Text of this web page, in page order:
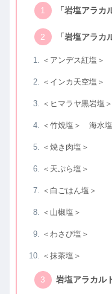
「岩塩アラカ
「岩塩アラ
＜アンデス紅塩＞
＜インカ天空塩＞
＜ヒマラヤ黒岩塩
＜竹焼塩＞ 海水塩
＜焼き肉塩＞
＜天ぷら塩＞
＜白ごはん塩＞
＜山椒塩＞
＜わさび塩＞
＜抹茶塩＞
岩塩アラカル